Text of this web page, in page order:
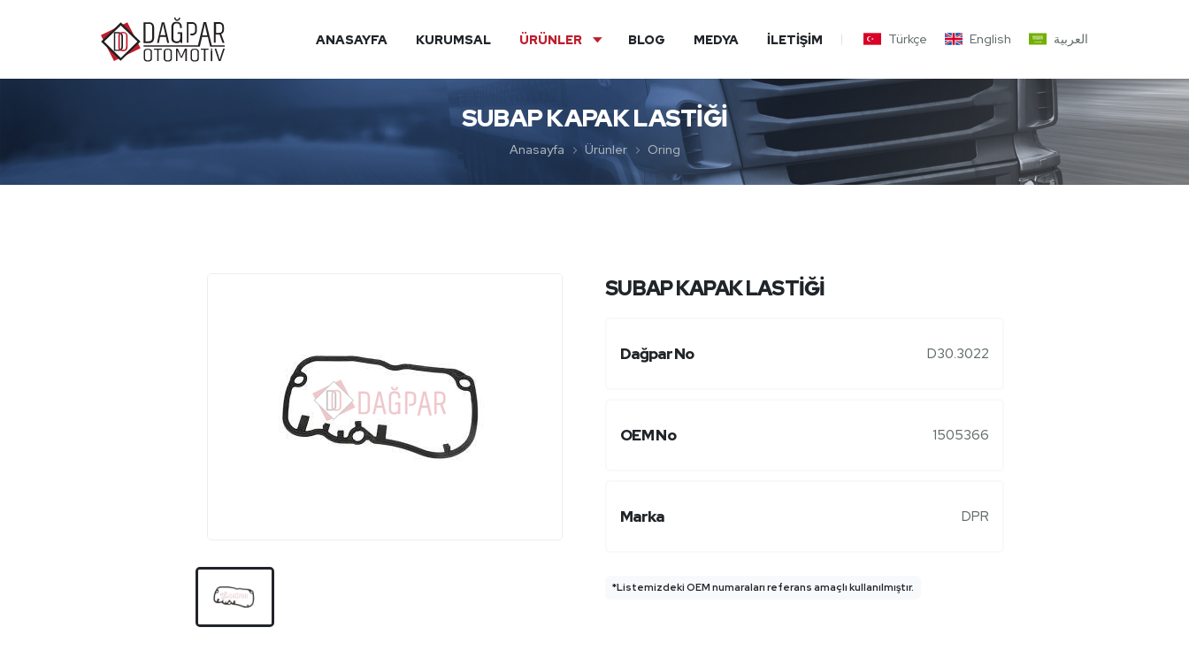
ANASAYFA KURUMSAL ÜRÜNLER BLOG MEDYA İLETIŞIM Türkçe English العربية
SUBAP KAPAK LASTİĞİ
Anasayfa Ürünler Oring
SUBAP KAPAK LASTİĞİ
Dağpar No D30.3022
OEM No 1505366
Marka DPR
*Listemizdeki OEM numaraları referans amaçlı kullanılmıştır.